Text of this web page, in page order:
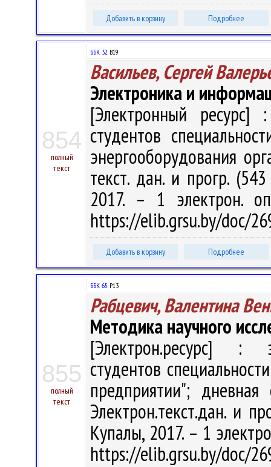
Добавить в корзину Подробнее
854
полный
текст
ББК 32.В19
Васильев, Сергей
Электроника и
[Электронный ресурс]
студентов
энергооборудования
текст. дан. и прогр.
2017. – 1 электрон.
https://elib.grsu.by/doc/
Добавить в корзину Подробнее
855
полный
текст
ББК 65.Р13
Рабцевич, Валентина
Методика научного
[Электрон.ресурс] :
студентов
предприятии";
Электрон.текст.дан. и
Купалы, 2017. – 1
https://elib.grsu.by/doc/